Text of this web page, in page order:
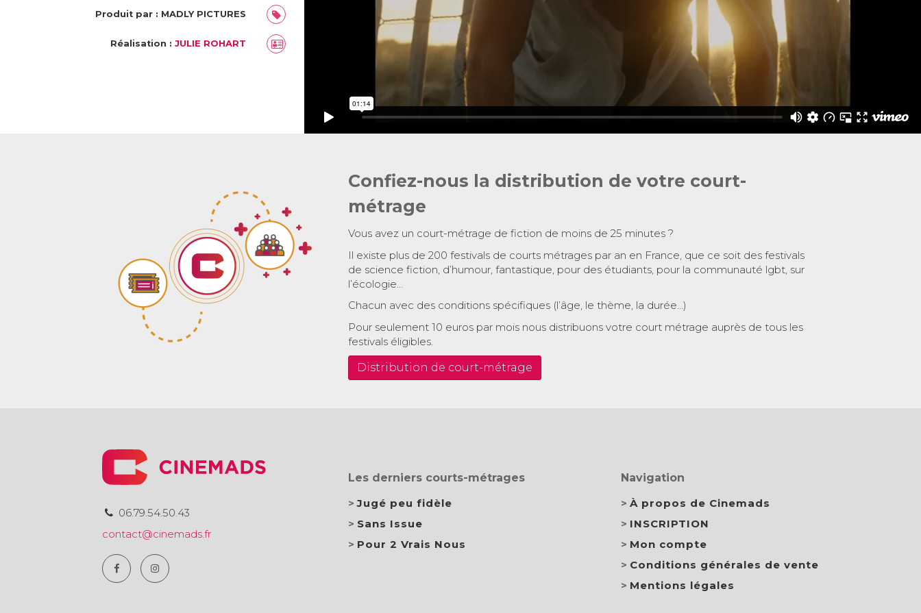
Produit par : MADLY PICTURES
Réalisation :JULIE ROHART
Confiez-nous la distribution de votre court-
métrage
Vous avez un court-métrage de fiction de moins de 25 minutes ?
Il existe plus de 200 festivals de courts métrages par an en France, que ce soit des festivals
de science fiction, d’humour, fantastique, pour des étudiants, pour la communauté lgbt, sur
l’écologie…
Chacun avec des conditions spécifiques (l’âge, le thème, la durée…)
Pour seulement 10 euros par mois nous distribuons votre court métrage auprès de tous les
festivals éligibles.
Distribution de court-métrage
06.79.54.50.43
contact@cinemads.fr
Les derniers courts-métrages
Jugé peu fidèle
Sans Issue
Pour 2 Vrais Nous
Navigation
À propos de Cinemads
INSCRIPTION
Mon compte
Conditions générales de vente
Mentions légales